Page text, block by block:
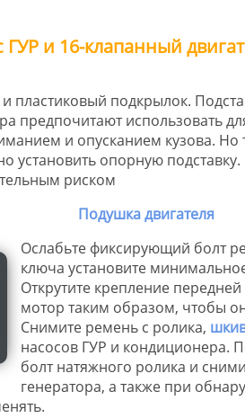
и 16-клапанный
пластиковый подкрылок.
предпочитают использовать
и опусканием кузова.
установить опорную
риском
Ослабьте фиксирующий болт
ключа установите
Открутите крепление
мотор таким образом, чтобы
Снимите ремень с ролика,
насосов ГУР и кондиционера.
болт натяжного ролика и
генератора, а также при